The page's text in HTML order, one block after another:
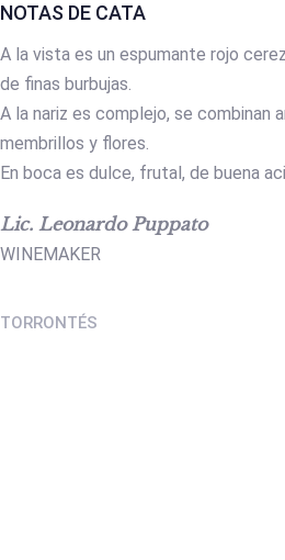
NOTAS DE CATA
A la vista es un espumante rojo
de finas burbujas.
A la nariz es complejo, se combinan
membrillos y flores.
En boca es dulce, frutal, de buena
Lic. Leonardo Puppato
WINEMAKER
TORRONTÉS